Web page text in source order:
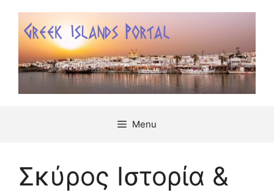
περιεχόμενο
Menu
Σκύρος Ιστορία &